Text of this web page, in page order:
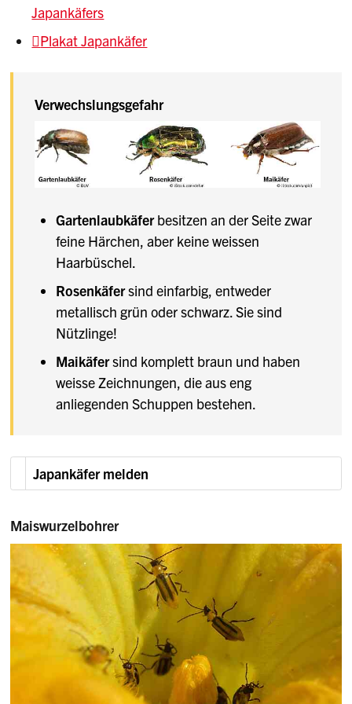
AOC Schwyz vom 28. Juli 2025
AOC Zürichsee vom 28. Juli 2025
Heimische Weine noch nie so vielfältig und
so gut wie heute
Wer Wein anbauen will, muss strenge
Regeln beachten
Japankäfers
Plakat Japankäfer
Verwechslungsgefahr
Gartenlaubkäferbesitzen an der Seite zwar
feine Härchen, aber keine weissen
Haarbüschel.
Rosenkäfersind einfarbig, entweder
metallisch grün oder schwarz. Sie sind
Nützlinge!
Maikäfersind komplett braun und haben
weisse Zeichnungen, die aus eng
anliegenden Schuppen bestehen.
Japankäfer melden
Maiswurzelbohrer